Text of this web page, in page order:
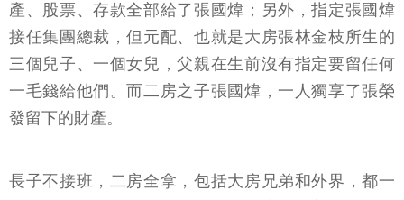
產、股票、存款全部給了張國煒；另外，指定張國煒
接任集團總裁，但元配、也就是大房張林金枝所生的
三個兒子、一個女兒，父親在生前沒有指定要留任何
一毛錢給他們。而二房之子張國煒，一人獨享了張榮
發留下的財產。
長子不接班，二房全拿，包括大房兄弟和外界，都一